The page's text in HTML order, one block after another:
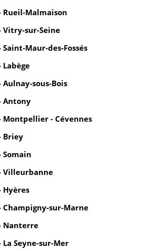
Rueil-Malmaison
Vitry-sur-Seine
Maur-des-Fossés
Labège
sous-Bois
Antony
Montpellier - Cévennes
Briey
Somain
Villeurbanne
Hyères
Champigny-sur-Marne
Nanterre
Seyne-sur-Mer